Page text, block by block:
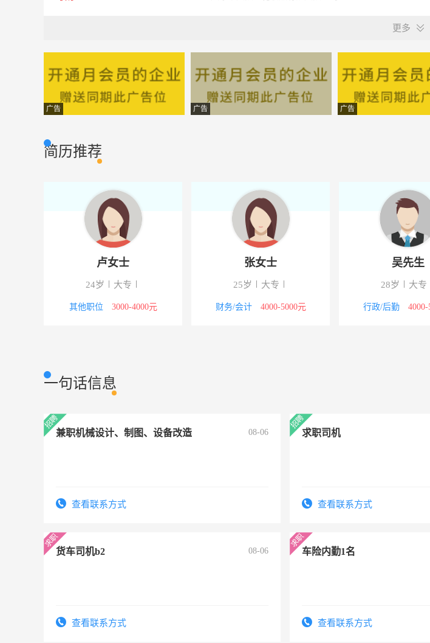
会计 财会审计 大同新网科技有限公司
自动化工程师 其他类型 山西汾西华益实业有限公司
门市顾问 服务行业
快消品销售人员 市场营销 山西振东集团
技术工程师 其他类型 山西鑫世华科技有限公司
电销/网销销售 其他类型 山西以诺建筑装饰工程有限公司
营销专员 市场营销 山西智仁科贸有限公司
更多
广告 广告 广告
简历推荐
卢女士
24岁 大专
其他职位 3000-4000元
张女士
25岁 大专
财务/会计 4000-5000元
吴先生
28岁 大专
行政/后勤 4000-
一句话信息
兼职机械设计、制图、设备改造 08-06
查看联系方式
求职司机
查看联系方式
货车司机b2 08-06
查看联系方式
车险内勤1名
查看联系方式